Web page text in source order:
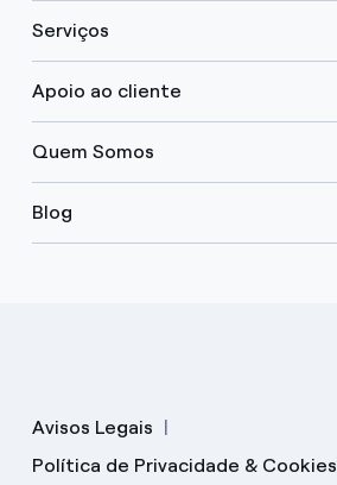
Serviços
Apoio ao cliente
Quem Somos
Blog
Avisos Legais
Política de Privacidade & Cookies